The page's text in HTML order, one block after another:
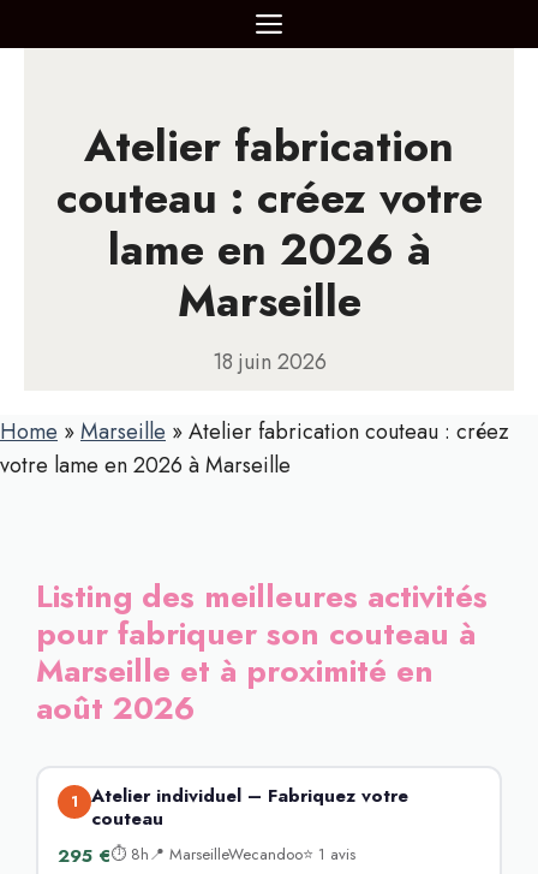
au
MENU
Atelier fabrication
couteau : créez votre
lame en 2026 à
Marseille
18 juin 2026
Home »Marseille »Atelier fabrication couteau : créez
votre lame en 2026 à Marseille
Listing des meilleures activités
pour fabriquer son couteau à
Marseille et à proximité en
août 2026
1
Atelier individuel – Fabriquez votre
couteau
295 €⏱ 8h📍 MarseilleWecandoo⭐ 1 avis